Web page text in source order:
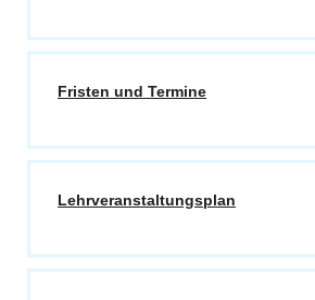
Fristen und Termine
Lehrveranstaltungsplan